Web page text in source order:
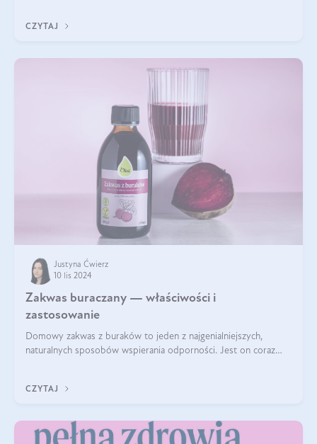
CZYTAJ
Justyna Ćwierz
10 lis 2024
Zakwas buraczany — właściwości i
zastosowanie
Domowy zakwas z buraków to jeden z najgenialniejszych,
naturalnych sposobów wspierania odporności. Jest on coraz
CZYTAJ